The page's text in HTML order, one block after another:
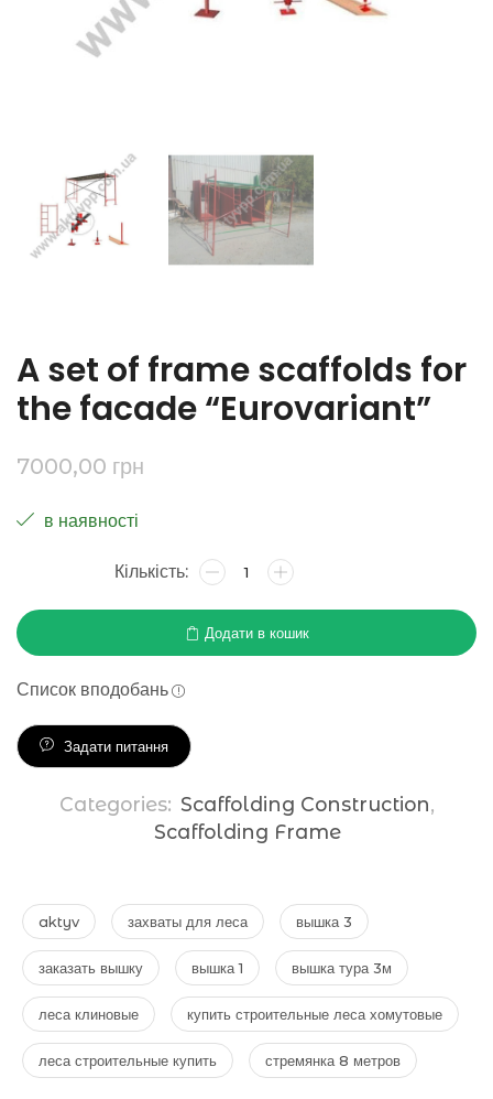
A set of frame scaffolds for
the facade “Eurovariant”
7000,00 грн
в наявності
Додати в кошик
Список вподобань
Задати питання
Categories: Scaffolding Construction,
Scaffolding Frame
aktyv захваты для леса вышка 3
заказать вышку вышка 1 вышка тура 3м
леса клиновые купить строительные леса хомутовые
леса строительные купить стремянка 8 метров